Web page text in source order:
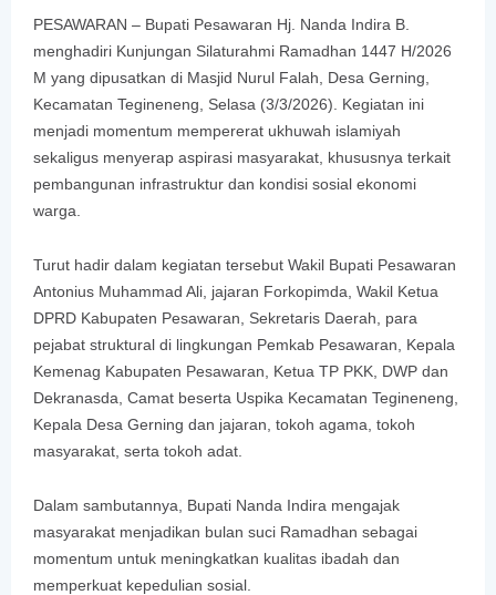
PESAWARAN – Bupati Pesawaran Hj. Nanda Indira B.
menghadiri Kunjungan Silaturahmi Ramadhan 1447 H/2026
M yang dipusatkan di Masjid Nurul Falah, Desa Gerning,
Kecamatan Tegineneng, Selasa (3/3/2026). Kegiatan ini
menjadi momentum mempererat ukhuwah islamiyah
sekaligus menyerap aspirasi masyarakat, khususnya terkait
pembangunan infrastruktur dan kondisi sosial ekonomi
warga.
Turut hadir dalam kegiatan tersebut Wakil Bupati Pesawaran
Antonius Muhammad Ali, jajaran Forkopimda, Wakil Ketua
DPRD Kabupaten Pesawaran, Sekretaris Daerah, para
pejabat struktural di lingkungan Pemkab Pesawaran, Kepala
Kemenag Kabupaten Pesawaran, Ketua TP PKK, DWP dan
Dekranasda, Camat beserta Uspika Kecamatan Tegineneng,
Kepala Desa Gerning dan jajaran, tokoh agama, tokoh
masyarakat, serta tokoh adat.
Dalam sambutannya, Bupati Nanda Indira mengajak
masyarakat menjadikan bulan suci Ramadhan sebagai
momentum untuk meningkatkan kualitas ibadah dan
memperkuat kepedulian sosial.